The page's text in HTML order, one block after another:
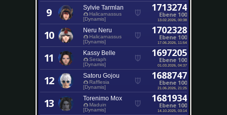
9 Sylvie Tarmlan
Halicarnassus
[Dynamis]
1713274
Ebene 100
13.02.2026, 00:38
10 Neru Neru
Halicarnassus
[Dynamis]
1702328
Ebene 100
17.06.2026, 11:54
11 Kassy Belle
Seraph
[Dynamis]
1697205
Ebene 100
01.03.2026, 04:37
12 Satoru Gojou
Rafflesia
[Dynamis]
1688747
Ebene 100
21.06.2026, 21:25
13 Torenimo Mox
Maduin
[Dynamis]
1681934
Ebene 100
14.10.2025, 03:14